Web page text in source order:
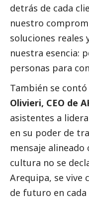
detrás de cada
nuestro
soluciones reales
nuestra esencia:
personas para
También se
Olivieri, CEO de
asistentes a
en su poder de
mensaje alineado
cultura no se
Arequipa, se vive
de futuro en cada